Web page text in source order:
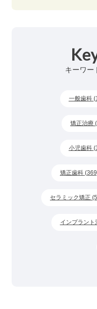
キーワー
一般歯科
矯正治療
小児歯科
矯正歯科
セラミック矯正
インプラント